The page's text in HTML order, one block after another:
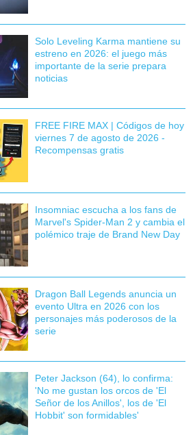
Solo Leveling Karma mantiene su
estreno en 2026: el juego más
importante de la serie prepara
noticias
FREE FIRE MAX | Códigos de hoy
viernes 7 de agosto de 2026 -
Recompensas gratis
Insomniac escucha a los fans de
Marvel's Spider-Man 2 y cambia el
polémico traje de Brand New Day
Dragon Ball Legends anuncia un
evento Ultra en 2026 con los
personajes más poderosos de la
serie
Peter Jackson (64), lo confirma:
'No me gustan los orcos de 'El
Señor de los Anillos', los de 'El
Hobbit' son formidables'